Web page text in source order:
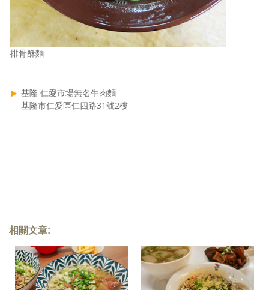
排骨酥麵
基隆 仁愛市場無名牛肉麵
基隆市仁愛區仁四路31號2樓
相關文章: